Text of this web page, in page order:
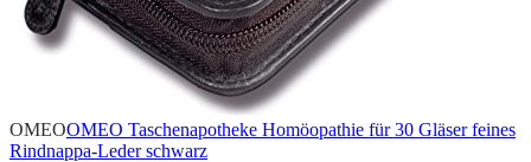
OMEOOMEO Taschenapotheke Homöopathie für 30 Gläser feines
Rindnappa-Leder schwarz